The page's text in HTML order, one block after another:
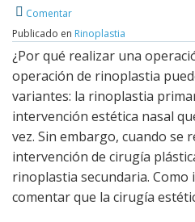
Leer
Comentar
Publicado en Rinoplastia
¿Por qué realizar una
operación de rinoplastia
variantes: la rinoplastia
intervención estética nasal
vez. Sin embargo, cuando se
intervención de cirugía
rinoplastia secundaria. Como
comentar que la cirugía